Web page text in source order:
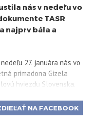
nás v nedeľu vo
TASR
najprv bála a
27. januára nás vo
primadona Gizela
hviezdu Slovenska.
poslednej rozlúčky s
TASR, v ktorom
NA FACEBOOK